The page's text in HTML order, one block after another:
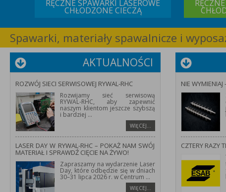
RĘCZNE SPAWARKI LASEROWE
CHŁODZONE CIECZĄ
Spawarki, materiały spawalnicze i
AKTUALNOŚCI
ROZWÓJ SIECI SERWISOWEJ RYWAL-RHC
Rozwijamy sieć serwisową
RYWAL-RHC, aby zapewnić
naszym klientom jeszcze szybszą
i bardziej ...
WIĘCEJ…
LASER DAY W RYWAL-RHC – POKAŻ NAM SWÓJ
MATERIAŁ I SPRAWDŹ CIĘCIE NA ŻYWO!
Zapraszamy na wydarzenie Laser
Day, które odbędzie się w dniach
30–31 lipca 2026 r. w Centrum ...
WIĘCEJ…
NIE WYMIENIAJ
CZTERY RAZY